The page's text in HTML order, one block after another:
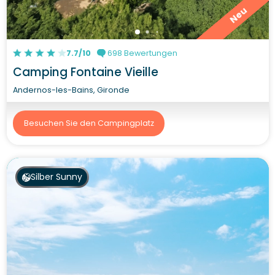
Neu
7.7/10 698 Bewertungen
Camping Fontaine Vieille
Andernos-les-Bains, Gironde
Besuchen Sie den Campingplatz
Silber Sunny